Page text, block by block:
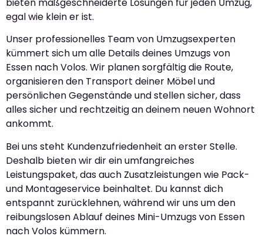
egal wie klein er ist.
Unser professionelles Team von Umzugsexperten
kümmert sich um alle Details deines Umzugs von
Essen nach Volos. Wir planen sorgfältig die Route,
organisieren den Transport deiner Möbel und
persönlichen Gegenstände und stellen sicher, dass
alles sicher und rechtzeitig an deinem neuen Wohnort
ankommt.
Bei uns steht Kundenzufriedenheit an erster Stelle.
Deshalb bieten wir dir ein umfangreiches
Leistungspaket, das auch Zusatzleistungen wie Pack-
und Montageservice beinhaltet. Du kannst dich
entspannt zurücklehnen, während wir uns um den
reibungslosen Ablauf deines Mini-Umzugs von Essen
nach Volos kümmern.